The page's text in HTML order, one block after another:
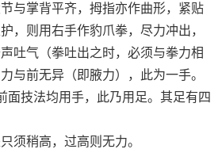
与掌背平齐，拇指亦作曲形，紧贴
，则用右手作豹爪拳，尽力冲出，
吐气（拳吐出之时，必须与拳力相
与前无异（即腋力），此为一手。
技法均用手，此乃用足。其足有四
稍高，过高则无力。